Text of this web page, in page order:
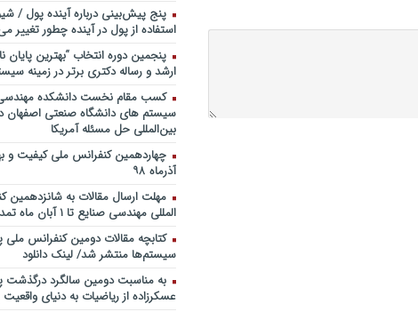
پادکست سخنرانی دکتر بهرخ
خصوص مدیریت و اقتصاد در فضا +
روی ماه و مریخ
پادکست/ سخنان دکتر سعید
مدیریت دارایی های فیزیکی
چطور در سازمان ها آینده پژوهی
شروع کنیم؟ برنامه چه باید باشد؟! /
صوتی دکتر تقوی
فایل صوتی گفت و گوی رامبد
مصطفی تقوی در خصوص آینده
خندوانه
سخنرانی دکتر دیواندری در
بانکداری / کنفرانس ملی توسعه
بانکی
سخنرانی دکتر علیرضا فیض بخش
پژوهی نظام بانکداری / ۹ بهمن ماه ۹۲
پنج پیش‌بینی درباره آینده پول /
استفاده از پول در آینده چطور تغییر
پنجمین دورۀ انتخاب “بهترین پایان
ارشد و رساله دکتری برتر در زمینه
کسب مقام نخست دانشکده
سیستم های دانشگاه صنعتی اصفهان
بین‌المللی حل مسئله آمریکا
آذرماه ۹۸
مهلت ارسال مقالات به شانزدهمین
المللی مهندسی صنایع تا ۱ آبان ماه تمدید شد.
کتابچه مقالات دومین کنفرانس ملی
سیستم‌ها منتشر شد/ لینک دانلود
به مناسبت دومین سالگرد درگذشت
عسکرزاده از ریاضیات به دنیای